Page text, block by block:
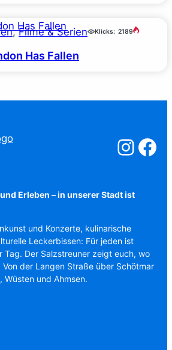
, Filme & Serien Klicks: 2189
Has Fallen
Salzstreuner
Erleben – in unserer Stadt ist
und Konzerte, kulinarische
Leckerbissen: Für jeden ist
Tag. Der Salzstreuner zeigt euch, wo
der Langen Straße über Schötmar
Wüsten und Ahmsen.